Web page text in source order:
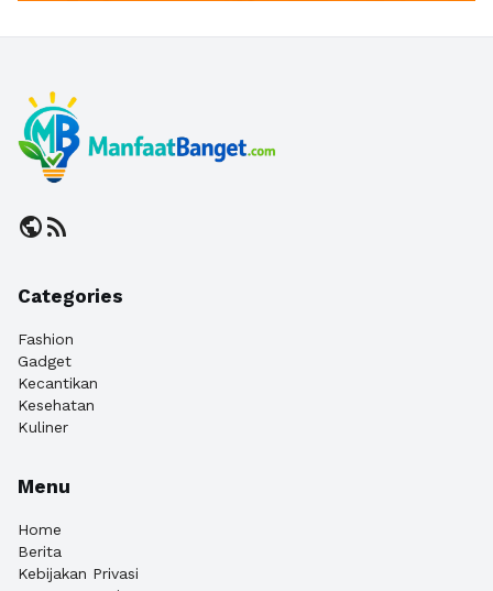
publicrss_feed
Categories
Fashion
Gadget
Kecantikan
Kesehatan
Kuliner
Menu
Home
Berita
Kebijakan Privasi